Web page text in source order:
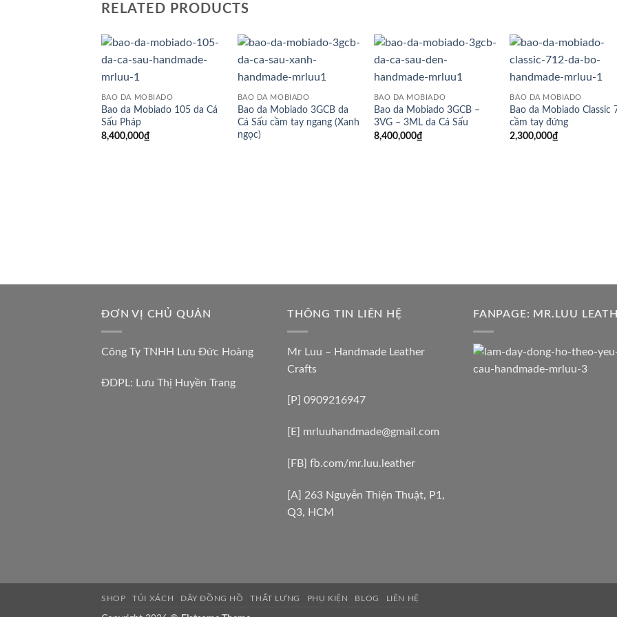
RELATED PRODUCTS
BAO DA MOBIADO
Bao da Mobiado 105 da Cá
Sấu Pháp
8,400,000₫
BAO DA MOBIADO
Bao da Mobiado 3GCB da
Cá Sấu cầm tay ngang (Xanh
ngọc)
BAO DA MOBIADO
Bao da Mobiado 3GCB –
3VG – 3ML da Cá Sấu
8,400,000₫
BAO DA MOBIADO
Bao da Mobiado Classic
cầm tay đứng
2,300,000₫
ĐƠN VỊ CHỦ QUẢN
Công Ty TNHH Lưu Đức Hoàng
ĐDPL: Lưu Thị Huyền Trang
THÔNG TIN LIÊN HỆ
Mr Luu – Handmade Leather
Crafts
[P] 0909216947
[E] mrluuhandmade@gmail.com
[FB] fb.com/mr.luu.leather
[A] 263 Nguyễn Thiện Thuật, P1,
Q3, HCM
FANPAGE: MR.LUU
SHOP TÚI XÁCH DÂY ĐỒNG HỒ THẮT LƯNG PHỤ KIỆN BLOG LIÊN HỆ